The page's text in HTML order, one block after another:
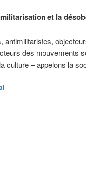
et la
antimilitaristes,
des mouvements
culture – appelons la